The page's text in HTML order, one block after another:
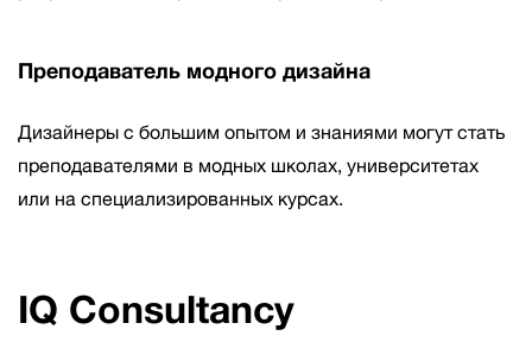
Преподаватель модного дизайна
Дизайнеры с большим опытом и знаниями могут стать
преподавателями в модных школах, университетах
или на специализированных курсах.
IQ Consultancy